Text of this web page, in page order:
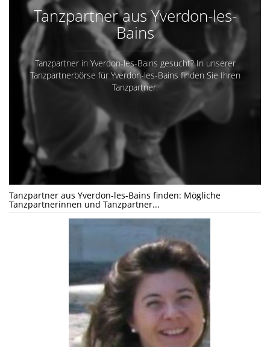
Tanzpartner aus Yverdon-les-
Bains
Tanzpartner in Yverdon-les-Bains gesucht? In unserer
Tanzpartnerbörse für Yverdon-les-Bains finden Sie Ihren
Tanzpartner.
Tanzpartner aus Yverdon-les-Bains finden: Mögliche
Tanzpartnerinnen und Tanzpartner...